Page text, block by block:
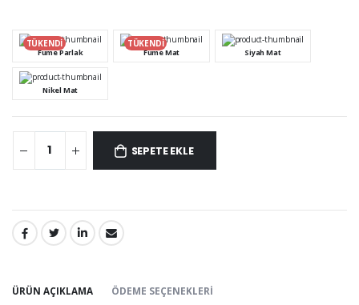
Füme Parlak
TÜKENDİ
Füme Mat
TÜKENDİ
Siyah Mat
Nikel Mat
SEPETE EKLE
PAYLAŞ:
ÜRÜN AÇIKLAMA ÖDEME SEÇENEKLERI